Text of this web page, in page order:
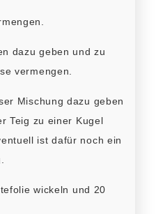
dazu geben und zu
vermengen.
Mischung dazu geben
Teig zu einer Kugel
ist dafür noch ein
wickeln und 20